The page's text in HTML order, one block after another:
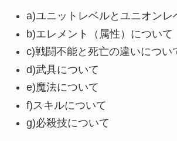
a)ユニットレベルとユニオンレ
b)エレメント（属性）について
c)戦闘不能と死亡の違いについ
d)武具について
e)魔法について
f)スキルについて
g)必殺技について